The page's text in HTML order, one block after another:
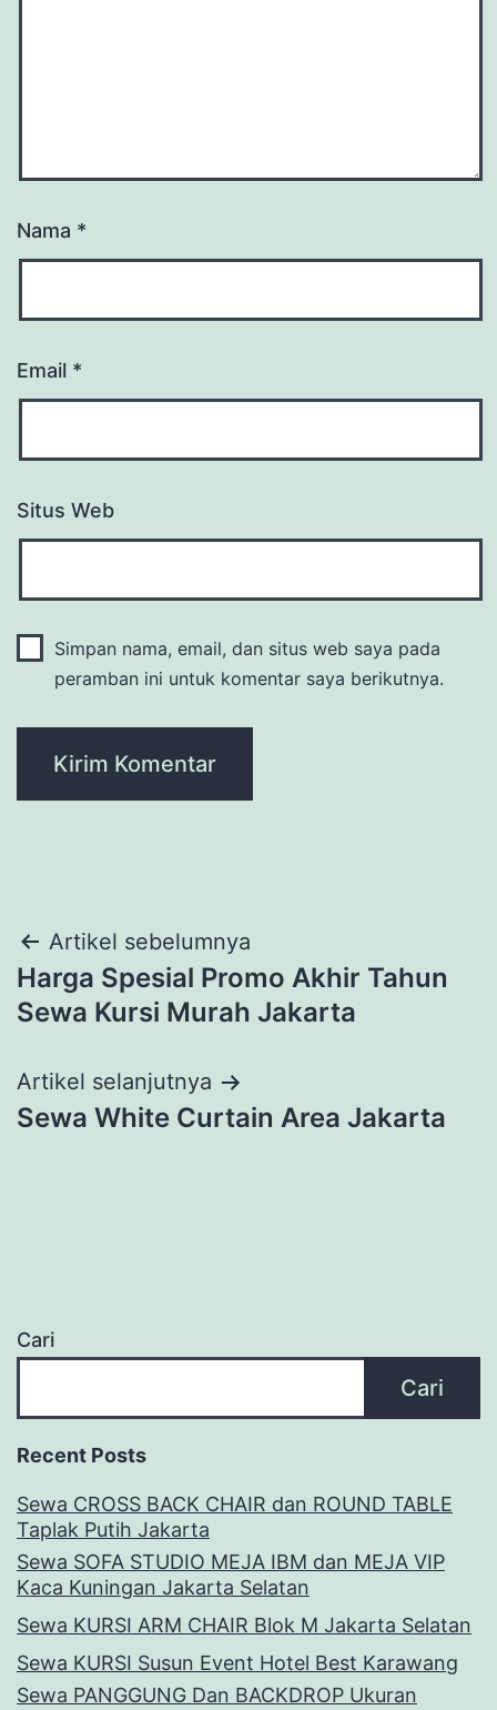
Nama *
Email *
Situs Web
Simpan nama, email, dan situs web saya pada
peramban ini untuk komentar saya berikutnya.
Navigasi
pos
Artikel sebelumnya
Harga Spesial Promo Akhir Tahun
Sewa Kursi Murah Jakarta
Artikel selanjutnya
Sewa White Curtain Area Jakarta
Cari
Cari
Recent Posts
Sewa CROSS BACK CHAIR dan ROUND TABLE
Taplak Putih Jakarta
Sewa SOFA STUDIO MEJA IBM dan MEJA VIP
Kaca Kuningan Jakarta Selatan
Sewa KURSI ARM CHAIR Blok M Jakarta Selatan
Sewa KURSI Susun Event Hotel Best Karawang
Sewa PANGGUNG Dan BACKDROP Ukuran